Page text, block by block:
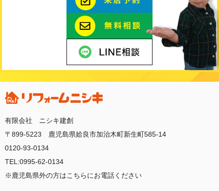
有限会社 ニシキ建創
〒899-5223 鹿児島県姶良市加治木町新生町585-14
0120-93-0134
TEL:0995-62-0134
※鹿児島県外の方はこちらにお電話ください